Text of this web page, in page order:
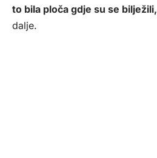
to bila ploča gdje su se bilježili,
dalje.